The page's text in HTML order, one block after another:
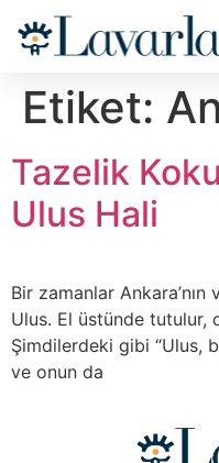
Etiket:
Tazelik
Ulus Hali
Bir zamanlar
Ulus. El üstünde tutulur,
Şimdilerdeki gibi “Ulus,
ve onun da